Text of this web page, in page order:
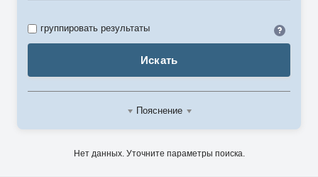
Искать
группировать результаты
Пояснение
Нет данных. Уточните параметры поиска.